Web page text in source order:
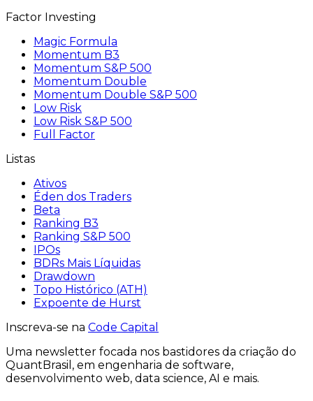
Factor Investing
Magic Formula
Momentum B3
Momentum S&P 500
Momentum Double
Momentum Double S&P 500
Low Risk
Low Risk S&P 500
Full Factor
Listas
Ativos
Éden dos Traders
Beta
Ranking B3
Ranking S&P 500
IPOs
BDRs Mais Líquidas
Drawdown
Topo Histórico (ATH)
Expoente de Hurst
Inscreva-se na Code Capital
Uma newsletter focada nos bastidores da criação do
QuantBrasil , em engenharia de software,
desenvolvimento web, data science, AI e mais.